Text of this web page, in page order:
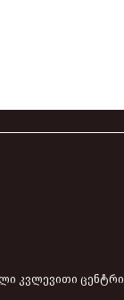
კვლევითი ცენტრი